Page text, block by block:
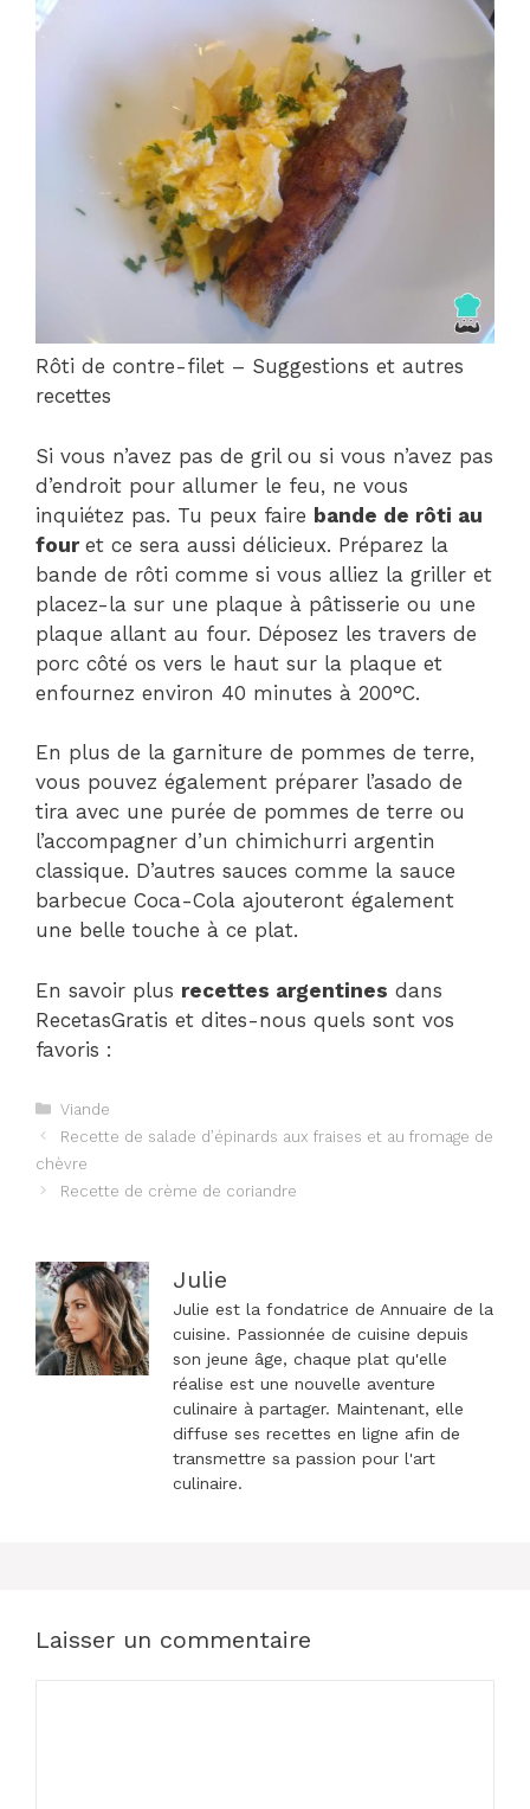
Rôti de contre-filet – Suggestions et autres
recettes
Si vous n’avez pas de gril ou si vous n’avez pas
d’endroit pour allumer le feu, ne vous
inquiétez pas. Tu peux faire bande de rôti au
four et ce sera aussi délicieux. Préparez la
bande de rôti comme si vous alliez la griller et
placez-la sur une plaque à pâtisserie ou une
plaque allant au four. Déposez les travers de
porc côté os vers le haut sur la plaque et
enfournez environ 40 minutes à 200°C.
En plus de la garniture de pommes de terre,
vous pouvez également préparer l’asado de
tira avec une purée de pommes de terre ou
l’accompagner d’un chimichurri argentin
classique. D’autres sauces comme la sauce
barbecue Coca-Cola ajouteront également
une belle touche à ce plat.
En savoir plus recettes argentines dans
RecetasGratis et dites-nous quels sont vos
favoris :
Catégories
Viande
Navigation
des
Recette de salade d’épinards aux fraises et au fromage de
chèvre
Recette de crème de coriandre
Julie
Julie est la fondatrice de Annuaire de la
cuisine. Passionnée de cuisine depuis
son jeune âge, chaque plat qu'elle
réalise est une nouvelle aventure
culinaire à partager. Maintenant, elle
diffuse ses recettes en ligne afin de
transmettre sa passion pour l'art
culinaire.
Laisser un commentaire